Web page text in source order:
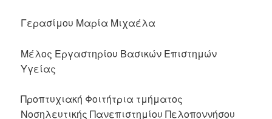
Γερασίμου Μαρία Μιχαέλα
Μέλος Εργαστηρίου Βασικών Επιστημών
Υγείας
Προπτυχιακή Φοιτήτρια τμήματος
Νοσηλευτικής Πανεπιστημίου Πελοποννήσου